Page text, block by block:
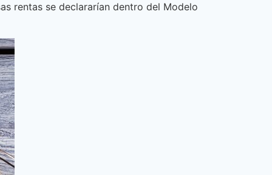
rentas se declararían dentro del Modelo